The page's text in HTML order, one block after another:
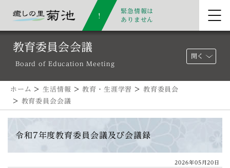
緊急情報は
ありません
教育委員会会議
Board of Education Meeting
開く
ホーム >生活情報 >教育・生涯学習 > 教育委員会
> 教育委員会会議
令和7年度教育委員会議及び会議録
2026年05月20日